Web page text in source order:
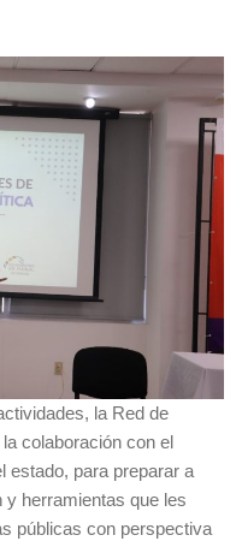
la Red de
colaboración con el
estado, para preparar a
herramientas que les
públicas con perspectiva